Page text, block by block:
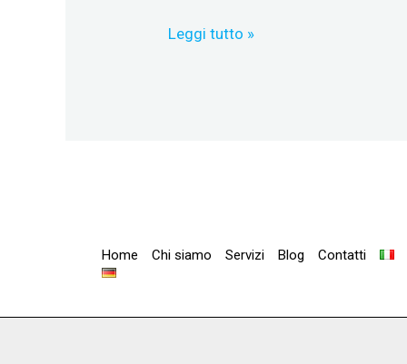
Leggi tutto »
Home Chi siamo Servizi Blog Contatti